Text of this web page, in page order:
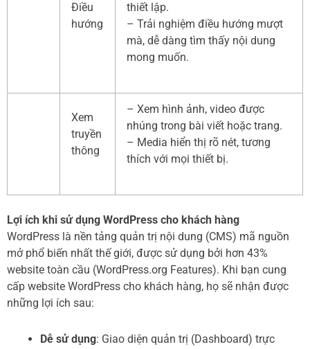
Điều
hướng
thiết lập.
– Trải nghiệm điều hướng mượt
mà, dễ dàng tìm thấy nội dung
mong muốn.
Xem
truyền
thông
– Xem hình ảnh, video được
nhúng trong bài viết hoặc trang.
– Media hiển thị rõ nét, tương
thích với mọi thiết bị.
Lợi ích khi sử dụng WordPress cho khách hàng
WordPress là nền tảng quản trị nội dung (CMS) mã nguồn
mở phổ biến nhất thế giới, được sử dụng bởi hơn 43%
website toàn cầu (WordPress.org Features). Khi bạn cung
cấp website WordPress cho khách hàng, họ sẽ nhận được
những lợi ích sau:
Dễ sử dụng: Giao diện quản trị (Dashboard) trực